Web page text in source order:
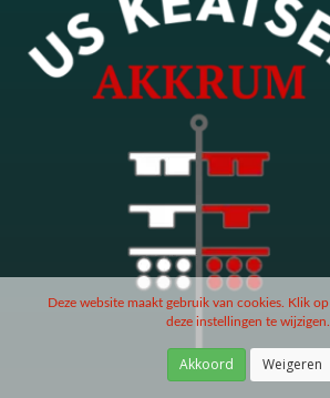
Deze website maakt gebruik van cookies. Klik op
deze instellingen te wijzigen.